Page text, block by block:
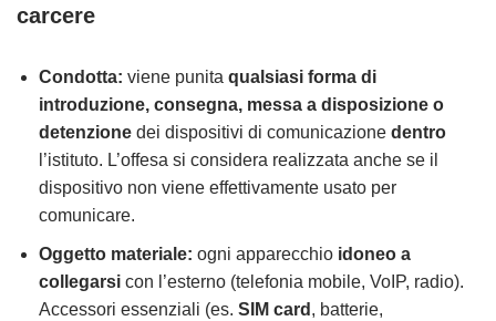
carcere
Condotta: viene punita qualsiasi forma di
introduzione, consegna, messa a disposizione o
detenzione dei dispositivi di comunicazione dentro
l’istituto. L’offesa si considera realizzata anche se il
dispositivo non viene effettivamente usato per
comunicare.
Oggetto materiale: ogni apparecchio idoneo a
collegarsi con l’esterno (telefonia mobile, VoIP, radio).
Accessori essenziali (es. SIM card , batterie,